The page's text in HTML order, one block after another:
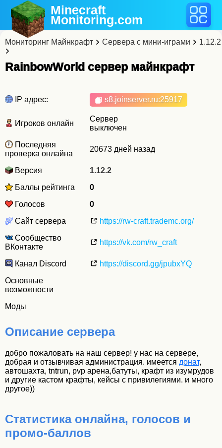
Minecraft
Monitoring.com
Мониторинг Майнкрафт Сервера с мини-играми 1.12.2
RainbowWorld cервер майнкрафт
IP адрес: s8.joinserver.ru:25917
Игроков онлайн
Сервер
выключен
Последняя
проверка онлайна
20673 дней назад
Версия
1.12.2
Баллы рейтинга
0
Голосов
0
Сайт сервера
https://rw-craft.trademc.org/
Сообщество
ВКонтакте
https://vk.com/rw_craft
Канал Discord
https://discord.gg/jpubxYQ
Основные
возможности
Моды
Описание сервера
добро пожаловать на наш сервер! у нас на сервере,
добрая и отзывчивая администрация. имеется донат,
автошахта, tntrun, pvp арена,батуты, крафт из изумрудов
и другие кастом крафты, кейсы с привилегиями. и много
другое))
Статистика онлайна, голосов и
промо-баллов